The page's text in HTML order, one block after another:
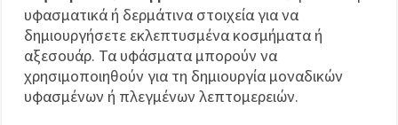
υφασματικά ή δερμάτινα στοιχεία για να
δημιουργήσετε εκλεπτυσμένα κοσμήματα ή
αξεσουάρ. Τα υφάσματα μπορούν να
χρησιμοποιηθούν για τη δημιουργία μοναδικών
υφασμένων ή πλεγμένων λεπτομερειών.